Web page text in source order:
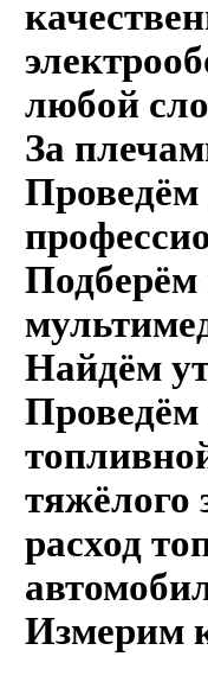
любой
За
Проведём
Найдём
Проведём
тяжёлого
расход
Измерим